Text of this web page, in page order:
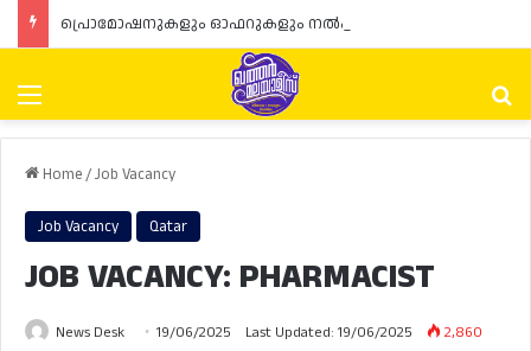
Menu
Home/Job Vacancy
Job Vacancy Qatar
JOB VACANCY: PHARMACIST
News Desk 19/06/2025 Last Updated: 19/06/2025
2,860